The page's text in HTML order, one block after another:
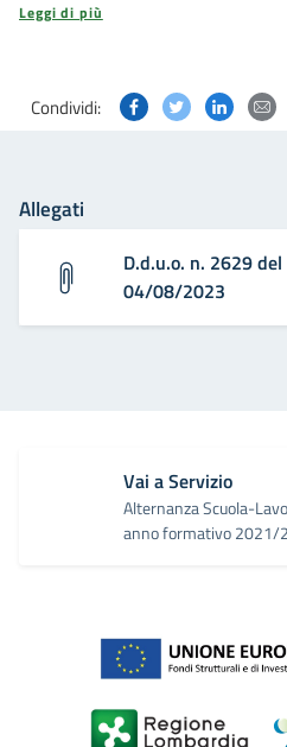
Leggi di più
Condividi: CondividiCondividi
Allegati
D.d.u.o. n. 2629
04/08/2023
Vai a Servizio
Alternanza Scuola-
anno formativo 2021/